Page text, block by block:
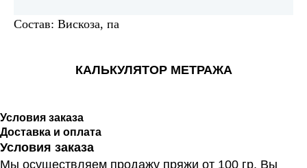
Состав: Вискоза, па
КАЛЬКУЛЯТОР МЕТРАЖА
Условия заказа
Доставка и оплата
Условия заказа
Мы осуществляем продажу пряжи от 100 гр. Вы